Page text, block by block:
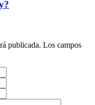
publicada. Los campos